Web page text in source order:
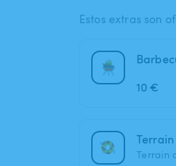
Estos extras son
10 €
Terrain